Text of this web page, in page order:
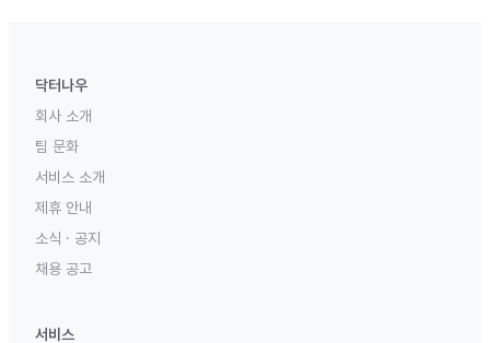
닥터나우
회사 소개
팀 문화
서비스 소개
제휴 안내
소식 · 공지
채용 공고
서비스